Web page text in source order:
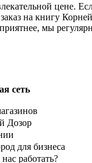
цене.
на книгу
мы
сеть
Дозор
для бизнеса
работать?